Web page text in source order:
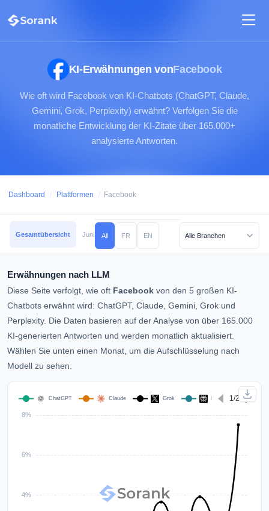
KI-Erwähnungen vonFacebook
Wie oft wird Facebook von KI-Chatbots (ChatGPT, Claude,
Gemini, Grok, Perplexity) erwähnt? Verfolgen Sie die
monatliche Entwicklung der KI-Zitate über 165.000+
analysierte Antworten.
Dashboard / Plattformen / Facebook
Gesamtübersicht Juni 2026 Mai 2026 April 2026 März 2026
All FR EN
Erwähnungen nach LLM
Diese Seite verfolgt, wie oft Facebook von den 5 großen KI-
Chatbots erwähnt wird: ChatGPT, Claude, Gemini, Grok und
Perplexity. Die Daten basieren auf der Analyse von über 165.000
KI-generierten Antworten und werden monatlich aktualisiert.
Wählen Sie unten einen Monat, um die Aufschlüsselung nach
Modell zu sehen.